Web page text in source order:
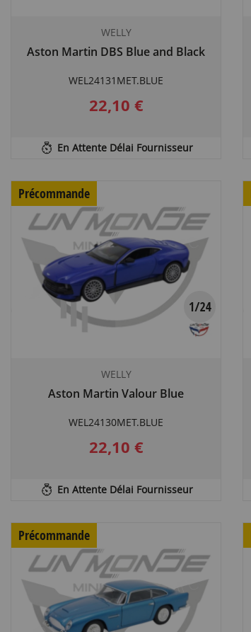
WELLY
Aston Martin DBS Blue and Black
WEL24131MET.BLUE
22,10 €
En Attente Délai Fournisseur
Précommande
WELLY
Aston Martin Valour Blue
WEL24130MET.BLUE
22,10 €
En Attente Délai Fournisseur
Précommande